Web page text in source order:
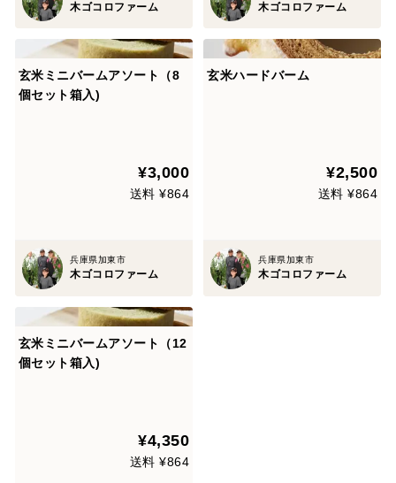
木ゴコロファーム 木ゴコロファーム
玄米ミニバームアソート（8
個セット箱入)
¥3,000
送料 ¥864
兵庫県加東市
木ゴコロファーム
玄米ハードバーム
¥2,500
送料 ¥864
兵庫県加東市
木ゴコロファーム
玄米ミニバームアソート（12
個セット箱入)
¥4,350
送料 ¥864